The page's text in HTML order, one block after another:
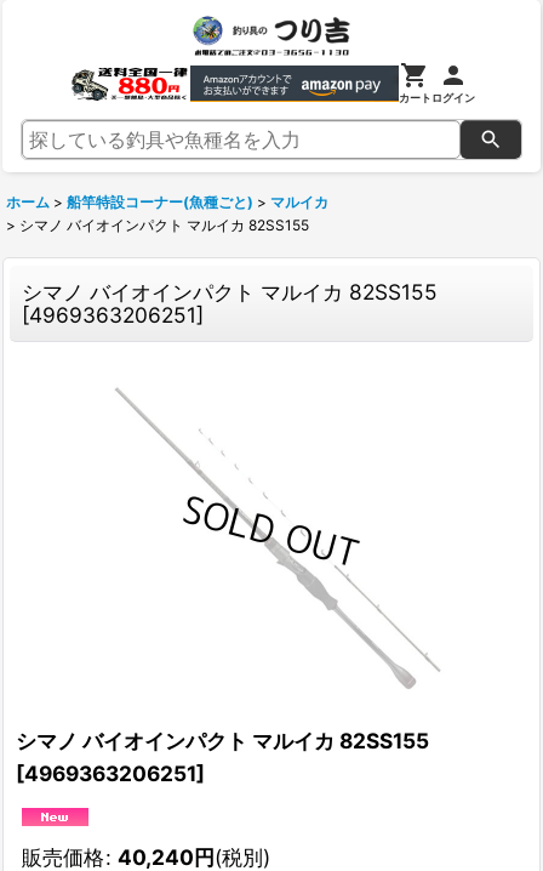
カートログイン
ホーム > 船竿特設コーナー(魚種ごと) > マルイカ
> シマノ バイオインパクト マルイカ 82SS155
シマノ バイオインパクト マルイカ 82SS155
[4969363206251]
シマノ バイオインパクト マルイカ 82SS155
[4969363206251]
販売価格: 40,240円(税別)